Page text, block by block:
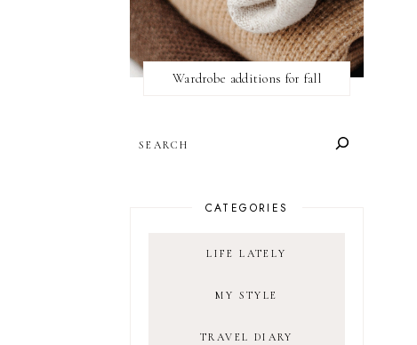
Wardrobe additions for fall
CATEGORIES
LIFE LATELY
MY STYLE
TRAVEL DIARY